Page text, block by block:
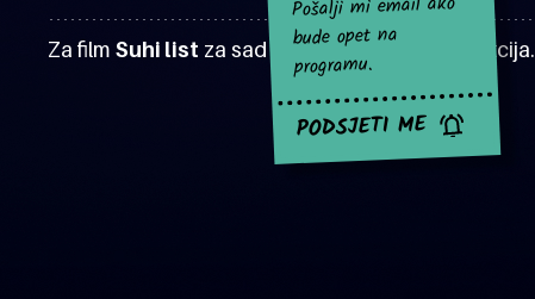
Za film Suhi list za sad nema najavljenih projekcija.
Pošalji mi email ako
bude opet na
programu.
PODSJETI ME